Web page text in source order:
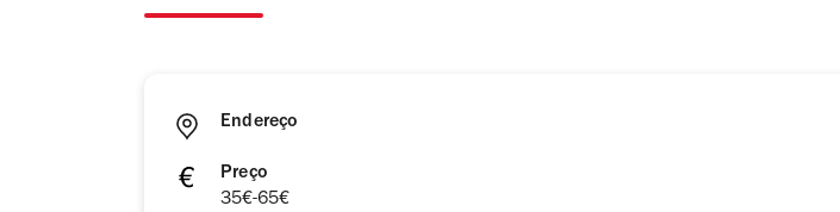
Endereço
Preço
35€-65€